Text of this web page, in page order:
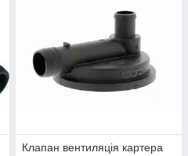
Клапан вентиляція картера